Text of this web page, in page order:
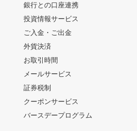
銀行との口座連携
投資情報サービス
ご入金・ご出金
外貨決済
お取引時間
メールサービス
証券税制
クーポンサービス
バースデープログラム